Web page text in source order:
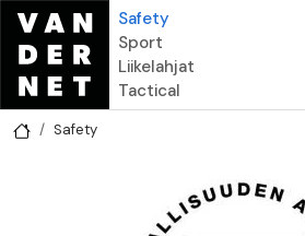
Hyppää pääsisältöön
Safety
Sport
Liikelahjat
Tactical
Safety